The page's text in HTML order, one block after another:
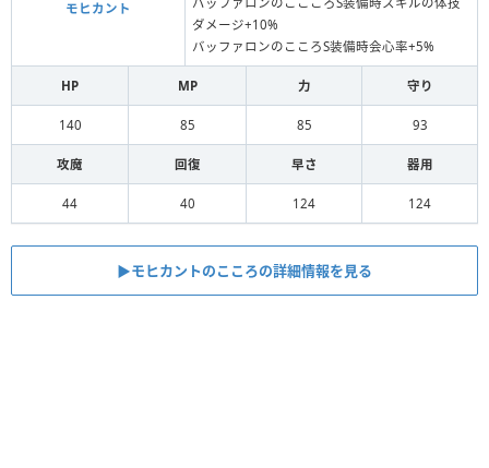
モヒカント
ダメージ+10%
バッファロンのこころS装備時会心率+5%
HP MP 力 守り
140 85 85 93
攻魔 回復 早さ 器用
44 40 124 124
▶︎モヒカントのこころの詳細情報を見る